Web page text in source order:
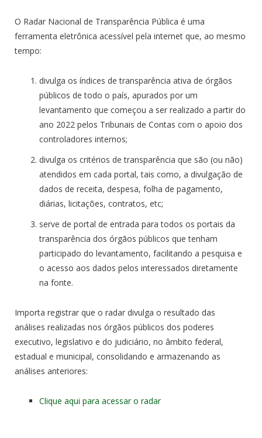
O Radar Nacional de Transparência Pública é uma
ferramenta eletrônica acessível pela internet que, ao mesmo
tempo:
divulga os índices de transparência ativa de órgãos
públicos de todo o país, apurados por um
levantamento que começou a ser realizado a partir do
ano 2022 pelos Tribunais de Contas com o apoio dos
controladores internos;
divulga os critérios de transparência que são (ou não)
atendidos em cada portal, tais como, a divulgação de
dados de receita, despesa, folha de pagamento,
diárias, licitações, contratos, etc;
serve de portal de entrada para todos os portais da
transparência dos órgãos públicos que tenham
participado do levantamento, facilitando a pesquisa e
o acesso aos dados pelos interessados diretamente
na fonte.
Importa registrar que o radar divulga o resultado das
análises realizadas nos órgãos públicos dos poderes
executivo, legislativo e do judiciário, no âmbito federal,
estadual e municipal, consolidando e armazenando as
análises anteriores:
Clique aqui para acessar o radar